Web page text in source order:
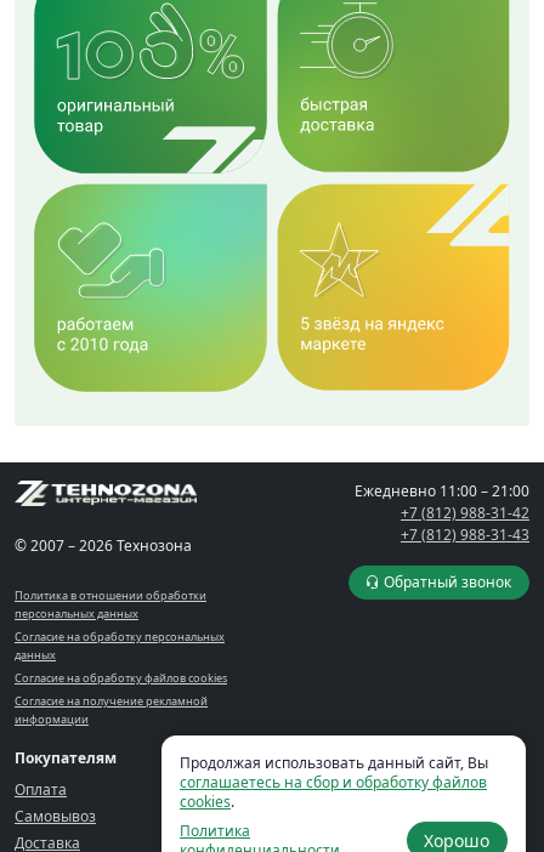
© 2007 – 2026 Технозона
Политика в отношении обработки
персональных данных
Согласие на обработку персональных
данных
Согласие на обработку файлов cookies
Согласие на получение рекламной
информации
Ежедневно 11:00 – 21:00
+7 (812) 988-31-42
+7 (812) 988-31-43
Обратный звонок
Покупателям
Оплата
Самовывоз
Доставка
Компания
Контакты
Блог
Сервис-центр
Кабинет
Корзина
Избранное
Продолжая использовать данный сайт, Вы
соглашаетесь на сбор и обработку файлов
cookies.
Политика
Хорошо